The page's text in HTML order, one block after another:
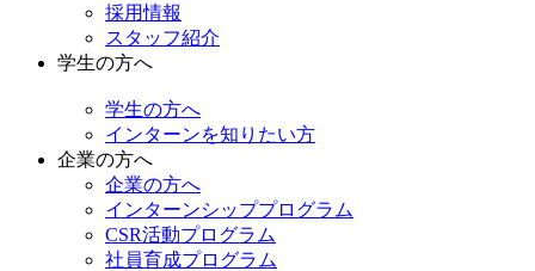
採用情報
スタッフ紹介
学生の方へ
学生の方へ
インターンを知りたい方
企業の方へ
企業の方へ
インターンシッププログラム
CSR活動プログラム
社員育成プログラム